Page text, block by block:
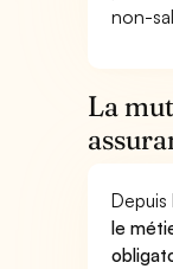
non-
La
Depuis
le